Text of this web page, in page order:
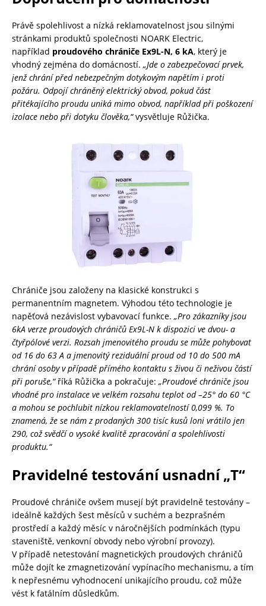
Právě spolehlivost a nízká reklamovatelnost jsou silnými
stránkami produktů společnosti NOARK Electric,
například proudového chrániče Ex9L-N, 6 kA, který je
vhodný zejména do domácností. „Jde o zabezpečovací prvek,
jenž chrání před nebezpečným dotykovým napětím i proti
požáru. Odpojí chráněný elektrický obvod, pokud část
přitékajícího proudu uniká mimo obvod, například při poškození
izolace nebo při dotyku člověka,“vysvětluje Růžička.
Chrániče jsou založeny na klasické konstrukci s
permanentním magnetem. Výhodou této technologie je
napěťová nezávislost vybavovací funkce. „Pro zákazníky jsou
6kA verze proudových chráničů Ex9L-N k dispozici ve dvou- a
čtyřpólové verzi. Rozsah jmenovitého proudu se může pohybovat
od 16 do 63 A a jmenovitý reziduální proud od 10 do 500 mA
chrání osoby v případě přímého kontaktu s živou či neživou částí
při poruše,“ říká Růžička a pokračuje: „Proudové chrániče jsou
vhodné pro instalace ve velkém rozsahu teplot od –25° do 60 °C
a mohou se pochlubit nízkou reklamovatelností 0,099 %. To
znamená, že se nám z prodaných 300 tisíc kusů loni vrátilo jen
290, což svědčí o vysoké kvalitě zpracování a spolehlivosti
produktu.“
Pravidelné testování usnadní „T“
Proudové chrániče ovšem musejí být pravidelně testovány –
ideálně každých šest měsíců v suchém a bezprašném
prostředí a každý měsíc v náročnějších podmínkách (typu
staveniště, venkovní obvody nebo výrobní provozy).
V případě netestování magnetických proudových chráničů
může dojít ke zmagnetizování vypínacího mechanismu, a tím
k nepřesnému vyhodnocení unikajícího proudu, což může
vést k fatálním důsledkům.